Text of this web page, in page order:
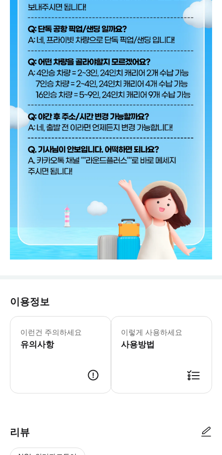
이용정보
이런건 주의하세요
유의사항
@예약 후 필수 제공 정보@ 입국 날
이렇게 사용하세요
사용방법
리뷰